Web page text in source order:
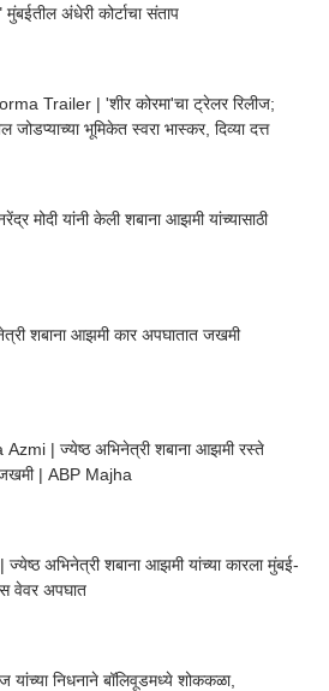
अंधेरी कोर्टाचा संताप
Trailer | 'शीर कोरमा'चा ट्रेलर रिलीज;
जोडप्याच्या भूमिकेत स्वरा भास्कर, दिव्या दत्त
मोदी यांनी केली शबाना आझमी यांच्यासाठी
शबाना आझमी कार अपघातात जखमी
| ज्येष्ठ अभिनेत्री शबाना आझमी रस्ते
| ABP Majha
अभिनेत्री शबाना आझमी यांच्या कारला मुंबई-
वेवर अपघात
यांच्या निधनाने बॉलिवूडमध्ये शोककळा,